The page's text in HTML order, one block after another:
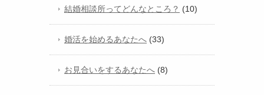
結婚相談所ってどんなところ？ (10)
婚活を始めるあなたへ (33)
お見合いをするあなたへ (8)